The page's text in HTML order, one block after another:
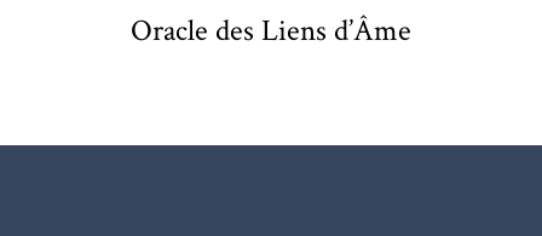
Oracle des Liens d’Âme